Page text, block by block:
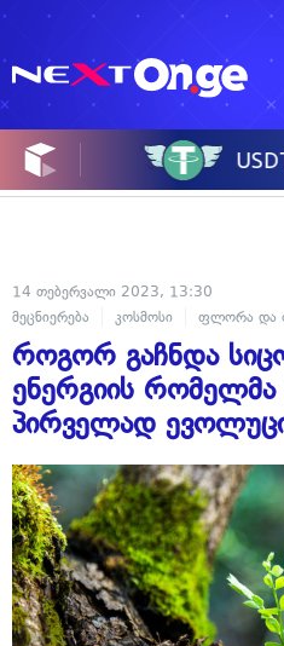
14 თებერვალი 2023, 13:30
მეცნიერება
კოსმოსი ფლორა და
როგორ გაჩნდა
ენერგიის რომელმა
პირველად